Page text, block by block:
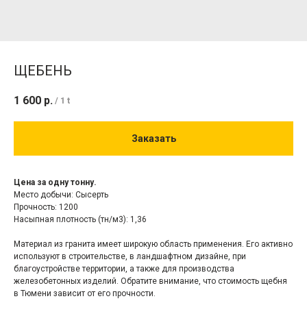
ЩЕБЕНЬ
1 600 р. / 1 t
Заказать
Цена за одну тонну.
Место добычи: Сысерть
Прочность: 1200
Насыпная плотность (тн/м3): 1,36
Материал из гранита имеет широкую область применения. Его активно
используют в строительстве, в ландшафтном дизайне, при
благоустройстве территории, а также для производства
железобетонных изделий. Обратите внимание, что стоимость щебня
в Тюмени зависит от его прочности.